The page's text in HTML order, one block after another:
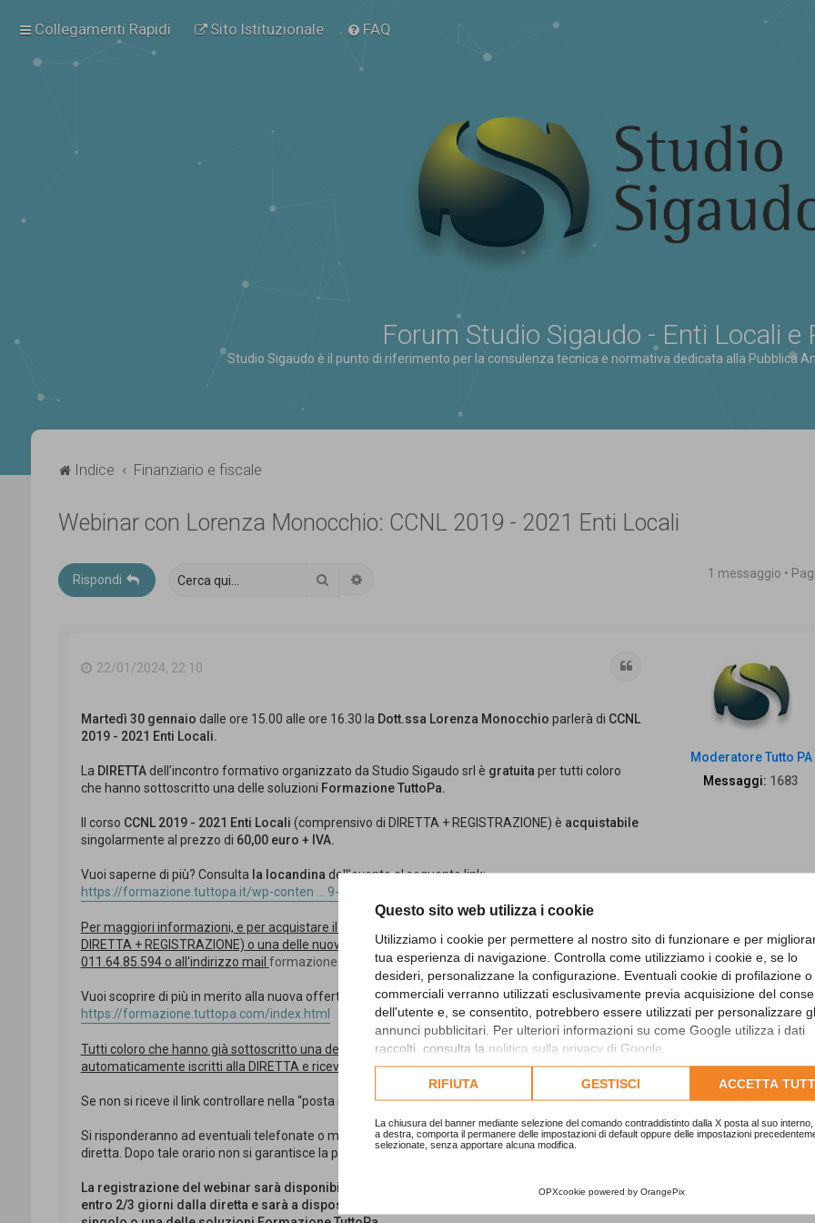
Questo sito web utilizza i cookie
Utilizziamo i cookie per permettere al nostro sito di funzionare e per
tua esperienza di navigazione. Controlla come utilizziamo i cookie e, se lo
desideri, personalizzane la configurazione. Eventuali cookie di profilazione o
commerciali verranno utilizzati esclusivamente previa acquisizione del
dell'utente e, se consentito, potrebbero essere utilizzati per personalizzare
annunci pubblicitari. Per ulteriori informazioni su come Google utilizza i dati
raccolti, consulta la politica sulla privacy di Google
Consulta l'informativa cookie completa.
RIFIUTA GESTISCI ACCETTA
La chiusura del banner mediante selezione del comando contraddistinto dalla X posta al suo interno,
a destra, comporta il permanere delle impostazioni di default oppure delle impostazioni
selezionate, senza apportare alcuna modifica.
OPXcookie powered by OrangePix
Collegamenti Rapidi Sito Istituzionale FAQ
Forum Studio Sigaudo - Enti Locali e
Studio Sigaudo è il punto di riferimento per la consulenza tecnica e normativa dedicata alla Pubblica
Indice Finanziario e fiscale
Webinar con Lorenza Monocchio: CCNL 2019 - 2021 Enti Locali
Rispondi Cerca 1 messaggio •
Moderatore Tutto PA
Messaggi: 1683
22/01/2024, 22:10
Martedì 30 gennaio dalle ore 15.00 alle ore 16.30 la Dott.ssa Lorenza Monocchio parlerà di CCNL
2019 - 2021 Enti Locali.
La DIRETTAdell’incontro formativo organizzato da Studio Sigaudo srl è gratuita per tutti coloro
che hanno sottoscritto una delle soluzioni Formazione TuttoPa.
Il corso CCNL 2019 - 2021 Enti Locali (comprensivo di DIRETTA + REGISTRAZIONE) è acquistabile
singolarmente al prezzo di 60,00 euro + IVA.
Vuoi saperne di più? Consulta la locandina dell’evento al seguente link:
https://formazione.tuttopa.it/wp-conten ... 9-2021.pdf
Per maggiori informazioni, e per acquistare il corso CCNL 2019 - 2021 Enti Locali (comprensivo di
DIRETTA + REGISTRAZIONE) o una delle nuove offerte Formazione TuttoPa, contattaci al numero
011.64.85.594 o all'indirizzo mail formazione@studiosigaudo.com
Vuoi scoprire di più in merito alla nuova offerta Formazione TuttoPa? clicca qui:
https://formazione.tuttopa.com/index.html
Tutti coloro che hanno già sottoscritto una delle offerte Formazione TuttoPa risultano
automaticamente iscritti alla DIRETTA e riceveranno il link Zoom per collegarsi alle ore 15.00.
Se non si riceve il link controllare nella “posta indesiderata”/”spam”.
Si risponderanno ad eventuali telefonate o mail relative all’incontro fino a 30 minuti dall’inizio della
diretta. Dopo tale orario non si garantisce la presa in carico della mail/telefonata.
La registrazione del webinar sarà disponibile sulla nostra piattaforma Formazione.TuttoPa
entro 2/3 giorni dalla diretta e sarà a disposizione di tutti coloro che hanno acquistato il corso